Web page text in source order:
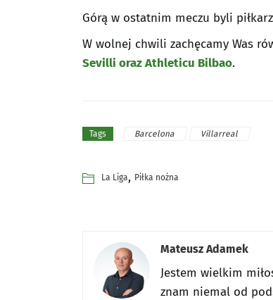
Górą w ostatnim meczu byli
W wolnej chwili zachęcamy Was
Sevilli oraz Athleticu Bilbao.
Tags Barcelona Villarreal
La Liga, Piłka nożna
Mateusz Adamek
Jestem wielkim
znam niemal od